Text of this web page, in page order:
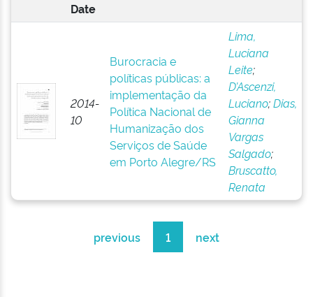
Date
2014-
10
Burocracia e
políticas públicas: a
implementação da
Política Nacional de
Humanização dos
Serviços de Saúde
em Porto Alegre/RS
Lima,
Luciana
Leite;
D’Ascenzi,
Luciano;Dias,
Gianna
Vargas
Salgado;
Bruscatto,
Renata
previous 1 next